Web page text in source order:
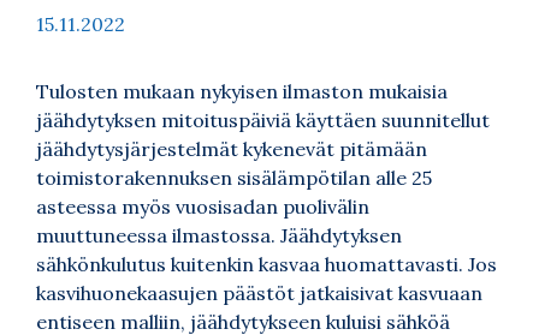
15.11.2022
Tulosten mukaan nykyisen ilmaston mukaisia
jäähdytyksen mitoituspäiviä käyttäen suunnitellut
jäähdytysjärjestelmät kykenevät pitämään
toimistorakennuksen sisälämpötilan alle 25
asteessa myös vuosisadan puolivälin
muuttuneessa ilmastossa. Jäähdytyksen
sähkönkulutus kuitenkin kasvaa huomattavasti. Jos
kasvihuonekaasujen päästöt jatkaisivat kasvuaan
entiseen malliin, jäähdytykseen kuluisi sähköä